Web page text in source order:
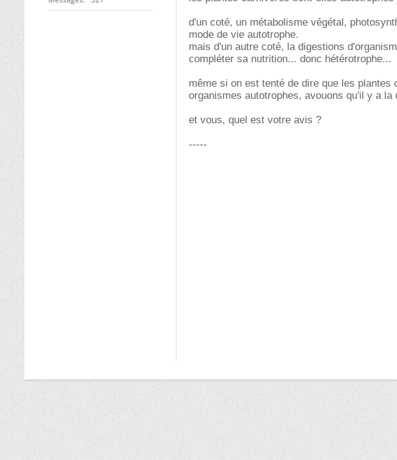
d'un coté, un métabolisme végétal,
mode de vie autotrophe.
mais d'un autre coté, la digestions
compléter sa nutrition... donc hétérotrophe...
même si on est tenté de dire que les
organismes autotrophes, avouons qu'il y a la
et vous, quel est votre avis ?
-----